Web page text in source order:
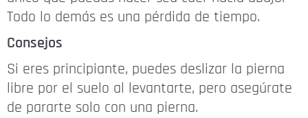
Todo lo demás es una pérdida de tiempo.
Consejos
Si eres principiante, puedes deslizar la pierna
libre por el suelo al levantarte, pero asegúrate
de pararte solo con una pierna.